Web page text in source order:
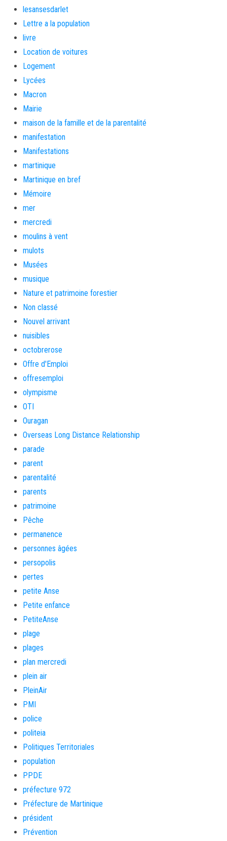
lesansesdarlet
Lettre a la population
livre
Location de voitures
Logement
Lycées
Macron
Mairie
maison de la famille et de la parentalité
manifestation
Manifestations
martinique
Martinique en bref
Mémoire
mer
mercredi
moulins à vent
mulots
Musées
musique
Nature et patrimoine forestier
Non classé
Nouvel arrivant
nuisibles
octobrerose
Offre d'Emploi
offresemploi
olympisme
OTI
Ouragan
Overseas Long Distance Relationship
parade
parent
parentalité
parents
patrimoine
Pêche
permanence
personnes âgées
persopolis
pertes
petite Anse
Petite enfance
PetiteAnse
plage
plages
plan mercredi
plein air
PleinAir
PMI
police
politeia
Politiques Territoriales
population
PPDE
préfecture 972
Préfecture de Martinique
président
Prévention